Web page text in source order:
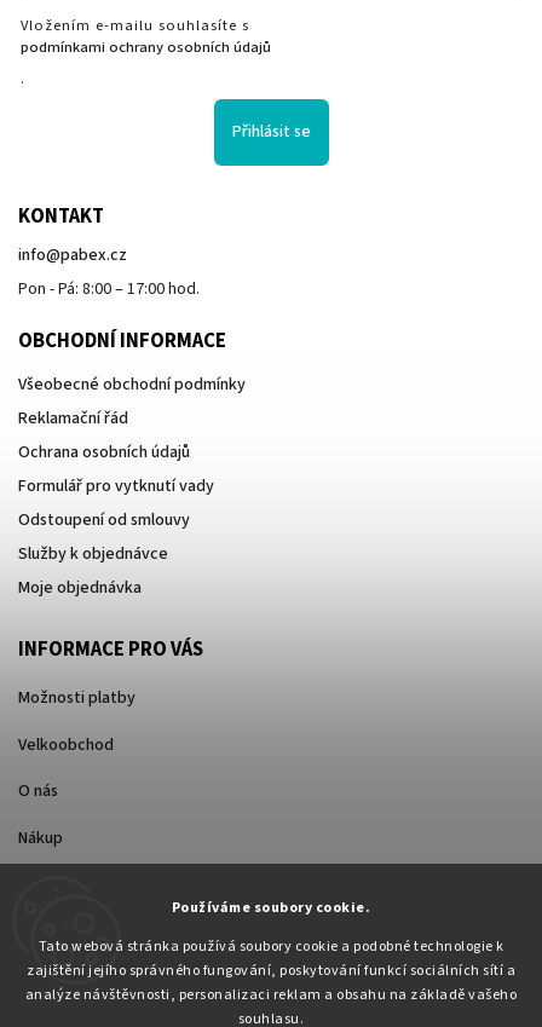
Používáme soubory cookie.
Tato webová stránka používá soubory cookie a podobné technologie k
zajištění jejího správného fungování, poskytování funkcí sociálních sítí a
analýze návštěvnosti, personalizaci reklam a obsahu na základě vašeho
souhlasu.
Vložením e-mailu souhlasíte s
podmínkami ochrany osobních údajů
.
Přihlásit se
KONTAKT
info@pabex.cz
Pon - Pá: 8:00 – 17:00 hod.
OBCHODNÍ INFORMACE
Všeobecné obchodní podmínky
Reklamační řád
Ochrana osobních údajů
Formulář pro vytknutí vady
Odstoupení od smlouvy
Služby k objednávce
Moje objednávka
INFORMACE PRO VÁS
Možnosti platby
Velkoobchod
O nás
Nákup